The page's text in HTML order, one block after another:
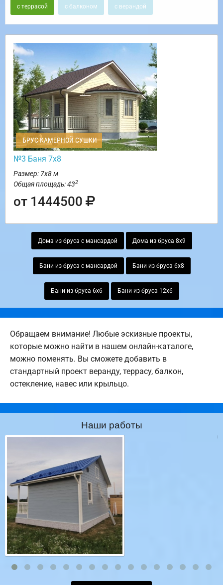
с террасой с балконом с верандой
БРУС КАМЕРНОЙ СУШКИ
№3 Баня 7х8
Размер: 7х8 м
Общая площадь: 432
от 1444500
Дома из бруса с мансардой Дома из бруса 8х9
Бани из бруса с мансардой Бани из бруса 6х8
Бани из бруса 6х6 Бани из бруса 12х6
Обращаем внимание! Любые эскизные проекты,
которые можно найти в нашем онлайн-каталоге,
можно поменять. Вы сможете добавить в
стандартный проект веранду, террасу, балкон,
остекление, навес или крыльцо.
Наши работы